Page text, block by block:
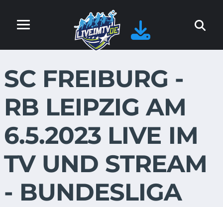
SC FREIBURG -
RB LEIPZIG AM
6.5.2023 LIVE IM
TV UND STREAM
- BUNDESLIGA